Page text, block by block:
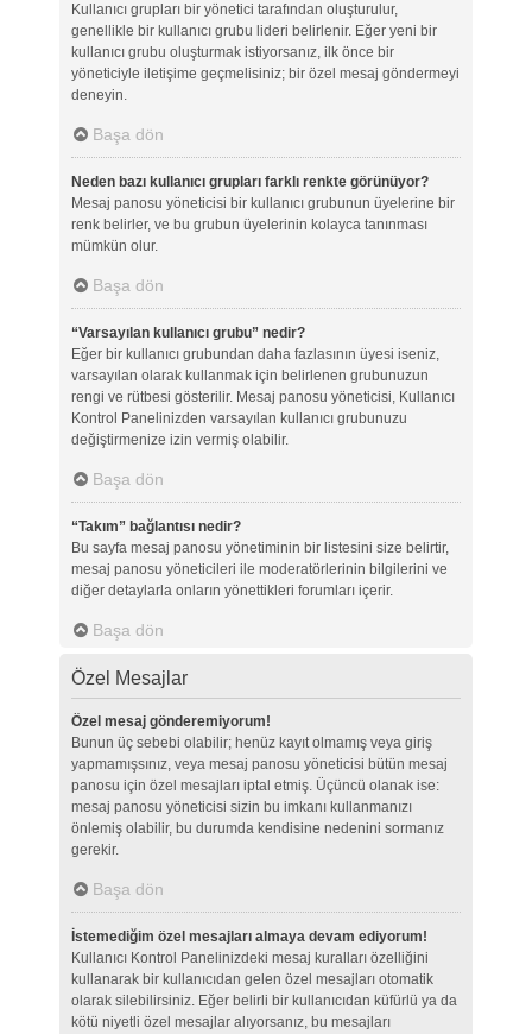
Kullanıcı grupları bir yönetici tarafından oluşturulur,
genellikle bir kullanıcı grubu lideri belirlenir. Eğer yeni bir
kullanıcı grubu oluşturmak istiyorsanız, ilk önce bir
yöneticiyle iletişime geçmelisiniz; bir özel mesaj göndermeyi
deneyin.
Başa dön
Neden bazı kullanıcı grupları farklı renkte görünüyor?
Mesaj panosu yöneticisi bir kullanıcı grubunun üyelerine bir
renk belirler, ve bu grubun üyelerinin kolayca tanınması
mümkün olur.
Başa dön
“Varsayılan kullanıcı grubu” nedir?
Eğer bir kullanıcı grubundan daha fazlasının üyesi iseniz,
varsayılan olarak kullanmak için belirlenen grubunuzun
rengi ve rütbesi gösterilir. Mesaj panosu yöneticisi, Kullanıcı
Kontrol Panelinizden varsayılan kullanıcı grubunuzu
değiştirmenize izin vermiş olabilir.
Başa dön
“Takım” bağlantısı nedir?
Bu sayfa mesaj panosu yönetiminin bir listesini size belirtir,
mesaj panosu yöneticileri ile moderatörlerinin bilgilerini ve
diğer detaylarla onların yönettikleri forumları içerir.
Başa dön
Özel Mesajlar
Özel mesaj gönderemiyorum!
Bunun üç sebebi olabilir; henüz kayıt olmamış veya giriş
yapmamışsınız, veya mesaj panosu yöneticisi bütün mesaj
panosu için özel mesajları iptal etmiş. Üçüncü olanak ise:
mesaj panosu yöneticisi sizin bu imkanı kullanmanızı
önlemiş olabilir, bu durumda kendisine nedenini sormanız
gerekir.
Başa dön
İstemediğim özel mesajları almaya devam ediyorum!
Kullanıcı Kontrol Panelinizdeki mesaj kuralları özelliğini
kullanarak bir kullanıcıdan gelen özel mesajları otomatik
olarak silebilirsiniz. Eğer belirli bir kullanıcıdan küfürlü ya da
kötü niyetli özel mesajlar alıyorsanız, bu mesajları